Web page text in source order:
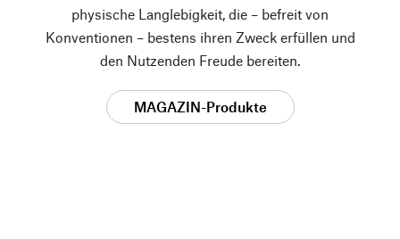
physische Langlebigkeit, die – befreit von
Konventionen – bestens ihren Zweck erfüllen und
den Nutzenden Freude bereiten.
MAGAZIN-Produkte